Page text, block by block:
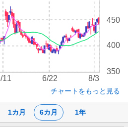
1カ月 6カ月 1年
350
400
450
11 6/22 8/3
チャートをもっと見る